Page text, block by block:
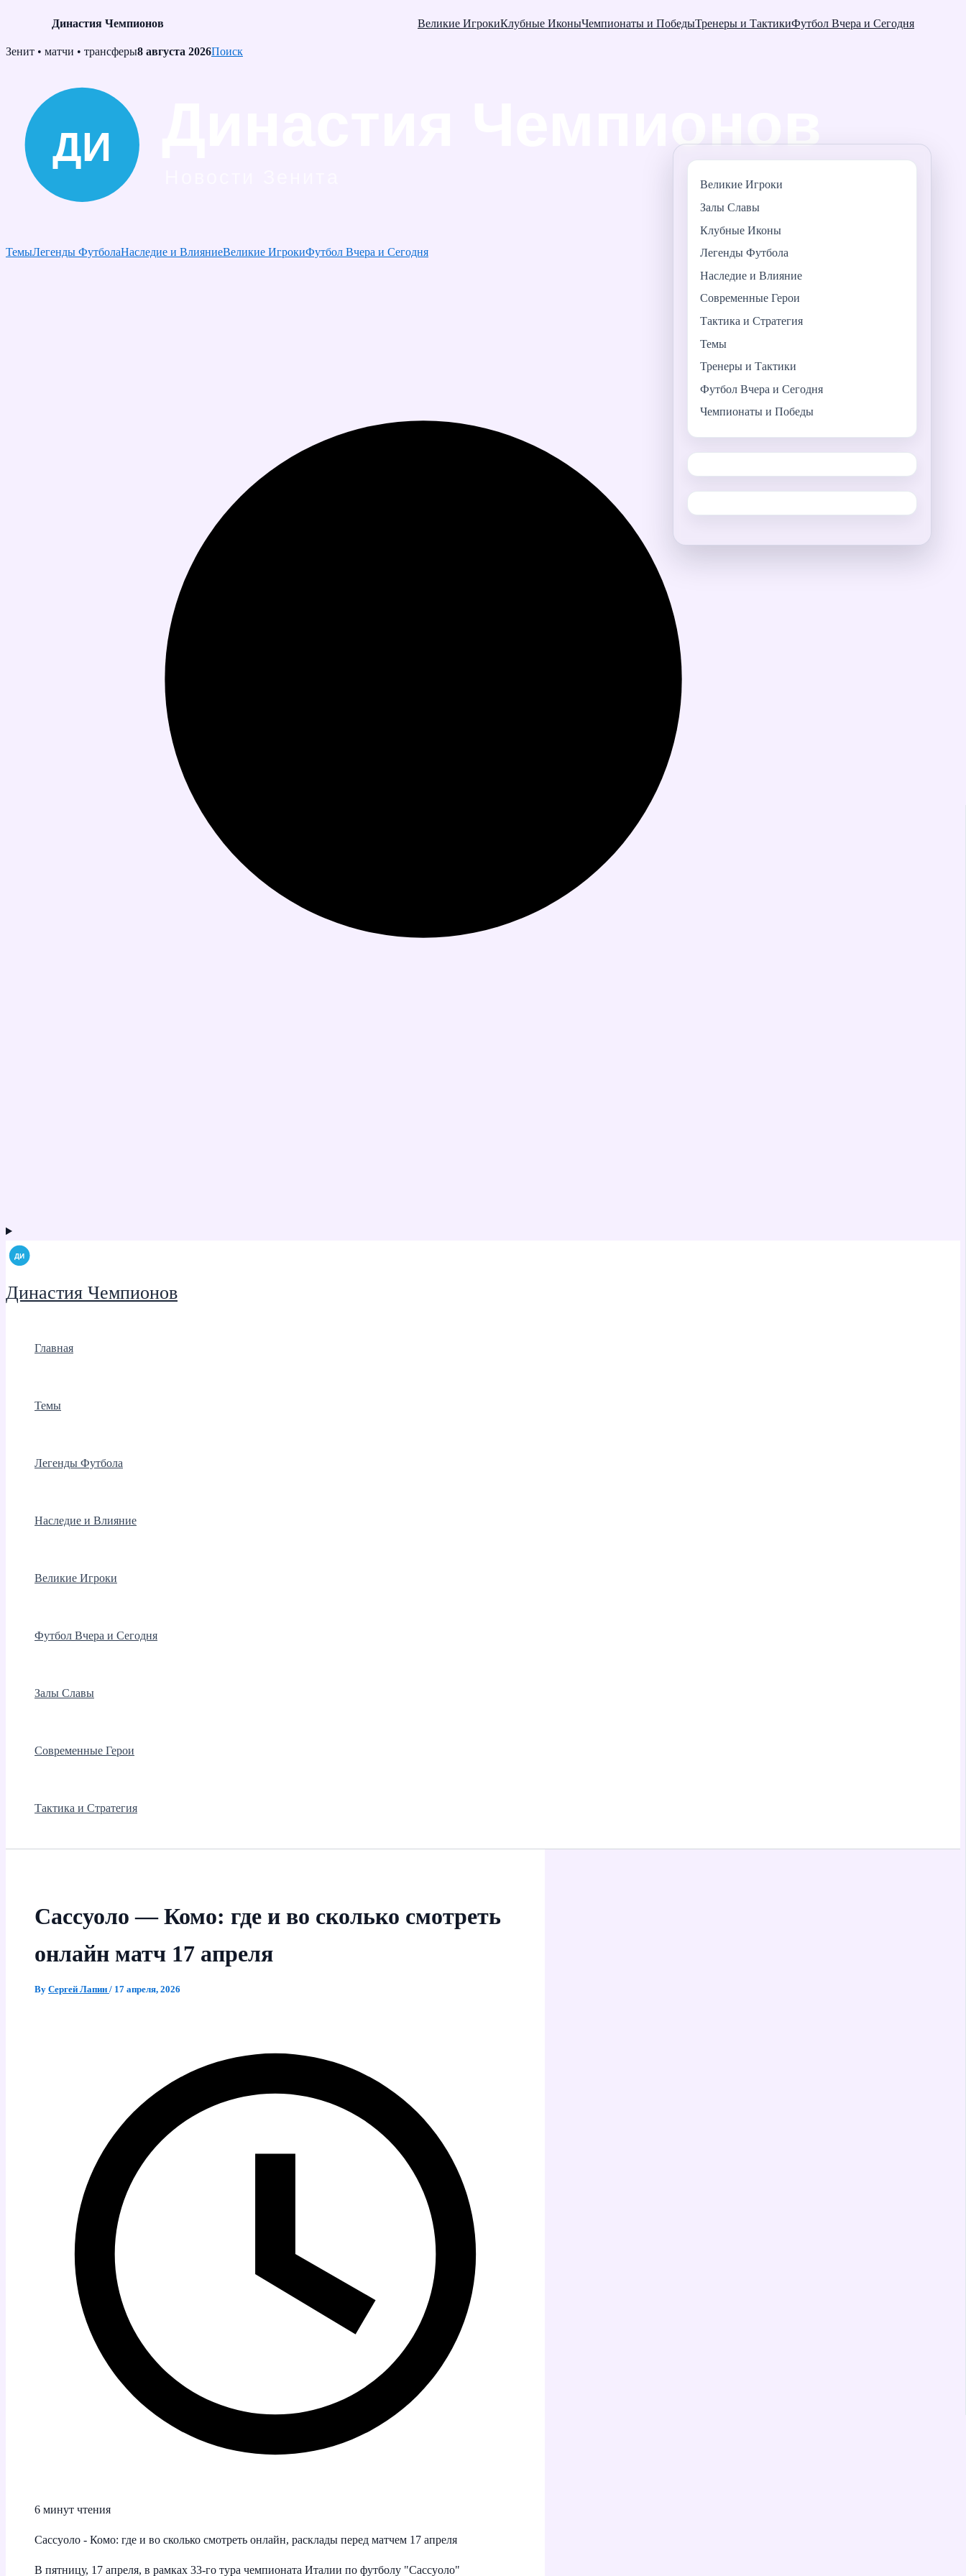
Династия Чемпионов Великие ИгрокиКлубные ИконыЧемпионаты и ПобедыТренеры и ТактикиФутбол Вчера и Сегодня
Skip
Зенит • матчи • трансферы8 августа 2026Поиск
ТемыЛегенды ФутболаНаследие и ВлияниеВеликие ИгрокиФутбол Вчера и Сегодня
Династия Чемпионов
Главная
Темы
Легенды Футбола
Наследие и Влияние
Великие Игроки
Футбол Вчера и Сегодня
Залы Славы
Современные Герои
Тактика и Стратегия
Сассуоло — Комо: где и во сколько смотреть
онлайн матч 17 апреля
By Сергей Лапин / 17 апреля, 2026
6 минут чтения
Сассуоло - Комо: где и во сколько смотреть онлайн, расклады перед матчем 17 апреля
В пятницу, 17 апреля, в рамках 33‑го тура чемпионата Италии по футболу "Сассуоло"
Великие Игроки
Залы Славы
Клубные Иконы
Легенды Футбола
Наследие и Влияние
Современные Герои
Тактика и Стратегия
Темы
Тренеры и Тактики
Футбол Вчера и Сегодня
Чемпионаты и Победы